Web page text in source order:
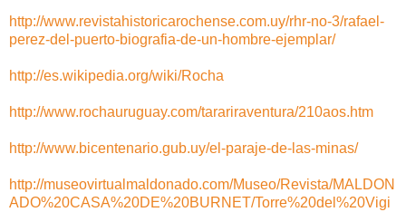
http://www.revistahistoricarochense.com.uy/rhr-no-3/rafael-
perez-del-puerto-biografia-de-un-hombre-ejemplar/
http://es.wikipedia.org/wiki/Rocha
http://www.rochauruguay.com/tarariraventura/210aos.htm
http://www.bicentenario.gub.uy/el-paraje-de-las-minas/
http://museovirtualmaldonado.com/Museo/Revista/MALDON
ADO%20CASA%20DE%20BURNET/Torre%20del%20Vigi